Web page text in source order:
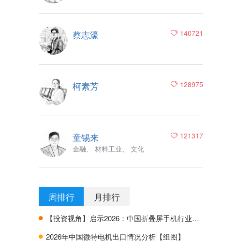
140721
蔡志濠
128975
柯素芳
121317
童锡来
金融、 材料工业、 文化
周排行 月排行
H 【投资视角】启示2026：中国折叠屏手机行业投融资及兼并重组分析
H 2026年中国微特电机出口情况分析【组图】